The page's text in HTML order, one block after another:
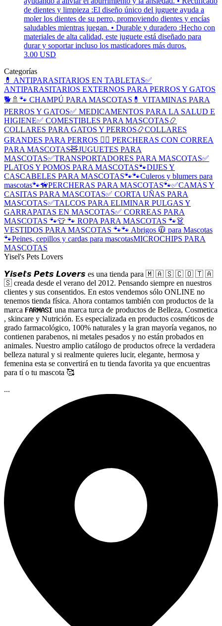
de dientes y limpieza :El diseño único del juguete ayuda a
moler los dientes de su perro, promoviendo dientes y encías
saludables mientras juegan. • Durable y duradero :Hecho con
materiales de alta calidad, este juguete está diseñado para
durar y soportar incluso los masticadores más duros.
3.00 USD
Categorías
💊 ANTIPARASITARIOS EN TABLETAS✅
ANTIPARASITARIOS EXTERNOS PARA PERROS Y GATOS
🐕🚿🐾 CHAMPÚ PARA MASCOTAS 💊 VITAMINAS PARA
PERROS Y GATOS✅ MEDICAMENTOS PARA LA SALUD E
HIGIENE✅ COMESTIBLES PARA MASCOTAS📿
COLLARES PARA GATOS Y PERROS📿COLLARES
GRANDES PARA PERROS 🐕‍🦺 PERCHERAS CON CORREA
PARA MASCOTAS🧸JUGUETES PARA
MASCOTAS✅TRANSPORTADORES PARA MASCOTAS✅
PLATOS Y POMOS PARA MASCOTAS🐾DIJES Y
CASCABELES PARA MASCOTAS🐾🐾Culeros y blumers para
mascotas🐾🦮PERCHERAS PARA MASCOTAS🐾✅CAMAS Y
CASITAS PARA MASCOTAS✅ CORTA UÑAS PARA
MASCOTAS✅TALCOS PARA ELIMINAR PULGAS Y
GARRAPATAS EN MASCOTAS✅ CORREAS PARA
MASCOTAS 🐾👕 🐾 ROPA PARA MASCOTAS 🐾👗
VESTIDOS PARA MASCOTAS 🐾🐾 Abrigos 🧥 para Mascotas
🐾Peines, cepillos y cardas para mascotasMICROCHIPS PARA
MASCOTAS
Yisel's Pets Lovers
𝙔𝙞𝙨𝙚𝙡'𝙨 𝙋𝙚𝙩𝙨 𝙇𝙤𝙫𝙚𝙧𝙨 es una tienda para 🇲 🇦 🇸 🇨 🇴 🇹 🇦
🇸 creada desde el verano del 2012. Pensando siempre en nuestros
clientes y sus consentidos. En estos vendemos sólo ONLINE no
tenemos tienda física. Ahora contamos también con productos de la
marca 𝐅𝐀𝐑𝐌𝐀𝐒𝐈 una marca turca de productos de Belleza, Cosmetica
, skincare y Nutrición. Es especializada en productos cosméticos de
grado farmacológico, 100% naturales y la gran mayoría veganos, no
contienen parabenos, ni metales pesados y no están probados en
animales. Nuestro amplio catálogo de productos ofrece la verdadera
belleza natural y si realmente quieres lucir, elegante, hermosa y
femenina esta se convertirá en tu tienda favorita ya que encuentras
para tí o tu mascota 🥰
...